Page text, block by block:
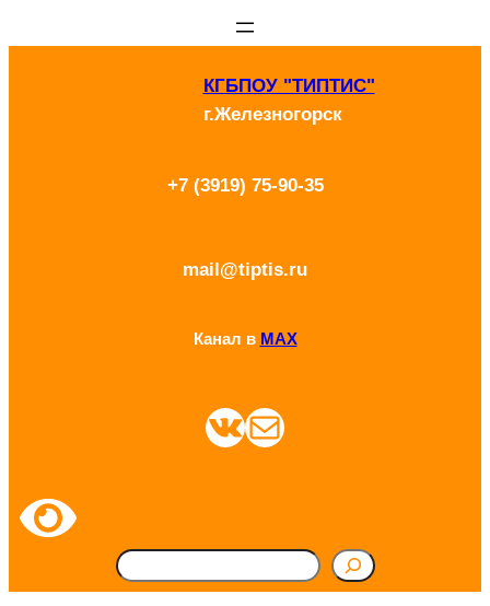
КГБПОУ "ТИПТИС"
г.Железногорск
+7 (3919) 75-90-35
mail@tiptis.ru
Канал в MAX
ВКонтакте Почта
П